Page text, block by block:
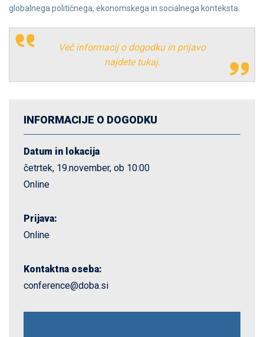
globalnega političnega, ekonomskega in socialnega konteksta.
Več informacij o dogodku in prijavo
najdete tukaj.
INFORMACIJE O DOGODKU
Datum in lokacija
četrtek, 19.november, ob 10:00
Online
Prijava:
Online
Kontaktna oseba:
conference@doba.si